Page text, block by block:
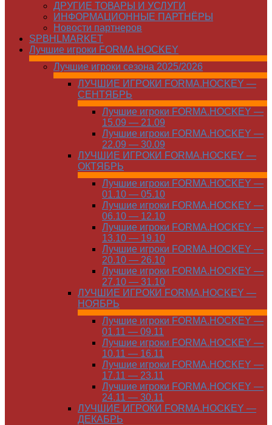
ДРУГИЕ ТОВАРЫ И УСЛУГИ
ИНФОРМАЦИОННЫЕ ПАРТНЁРЫ
Новости партнеров
SPBHLMARKET
Лучшие игроки FORMA.HOCKEY
Лучшие игроки сезона 2025/2026
ЛУЧШИЕ ИГРОКИ FORMA.HOCKEY —
СЕНТЯБРЬ
Лучшие игроки FORMA.HOCKEY —
15.09 — 21.09
Лучшие игроки FORMA.HOCKEY —
22.09 — 30.09
ЛУЧШИЕ ИГРОКИ FORMA.HOCKEY —
ОКТЯБРЬ
Лучшие игроки FORMA.HOCKEY —
01.10 — 05.10
Лучшие игроки FORMA.HOCKEY —
06.10 — 12.10
Лучшие игроки FORMA.HOCKEY —
13.10 — 19.10
Лучшие игроки FORMA.HOCKEY —
20.10 — 26.10
Лучшие игроки FORMA.HOCKEY —
27.10 — 31.10
ЛУЧШИЕ ИГРОКИ FORMA.HOCKEY —
НОЯБРЬ
Лучшие игроки FORMA.HOCKEY —
01.11 — 09.11
Лучшие игроки FORMA.HOCKEY —
10.11 — 16.11
Лучшие игроки FORMA.HOCKEY —
17.11 — 23.11
Лучшие игроки FORMA.HOCKEY —
24.11 — 30.11
ЛУЧШИЕ ИГРОКИ FORMA.HOCKEY —
ДЕКАБРЬ